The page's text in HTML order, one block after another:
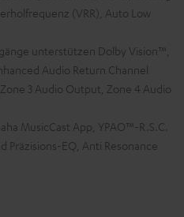
(VRR), Auto Low
unterstützen Dolby Vision™,
Audio Return Channel
3 Audio Output, Zone 4 Audio
MusicCast App, YPAO™-R.S.C.
Präzisions-EQ, Anti Resonance